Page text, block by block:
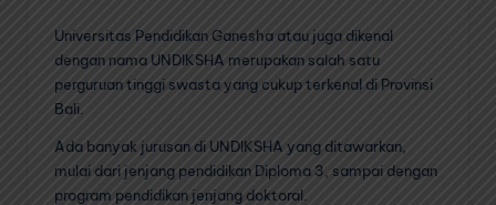
Universitas Pendidikan Ganesha atau juga dikenal
dengan nama UNDIKSHA merupakan salah satu
perguruan tinggi swasta yang cukup terkenal di Provinsi
Bali.
Ada banyak jurusan di UNDIKSHA yang ditawarkan,
mulai dari jenjang pendidikan Diploma 3, sampai dengan
program pendidikan jenjang doktoral.